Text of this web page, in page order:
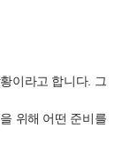
이라고 합니다. 그
위해 어떤 준비를